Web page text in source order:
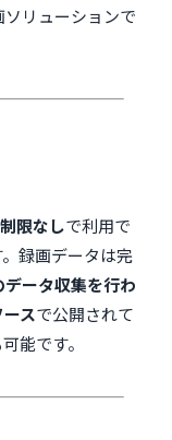
リューションで
限なしで利用で
録画データは完
データ収集を行わ
スで公開されて
能です。